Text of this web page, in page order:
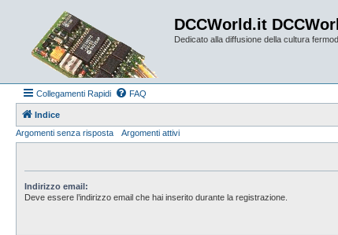
DCCWorld.it
Dedicato alla diffusione della cultura
Collegamenti Rapidi FAQ
Indice
Argomenti senza risposta
Argomenti attivi
Indirizzo email:
Deve essere l’indirizzo email che hai inserito durante la registrazione.